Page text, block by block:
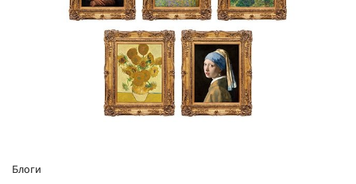
Блоги